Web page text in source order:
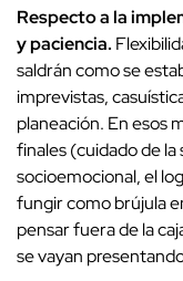
Respecto a la
y paciencia.
saldrán como se
imprevistas,
planeación. En esos
finales (cuidado de la
socioemocional, el
fungir como brújula
pensar fuera de la
se vayan